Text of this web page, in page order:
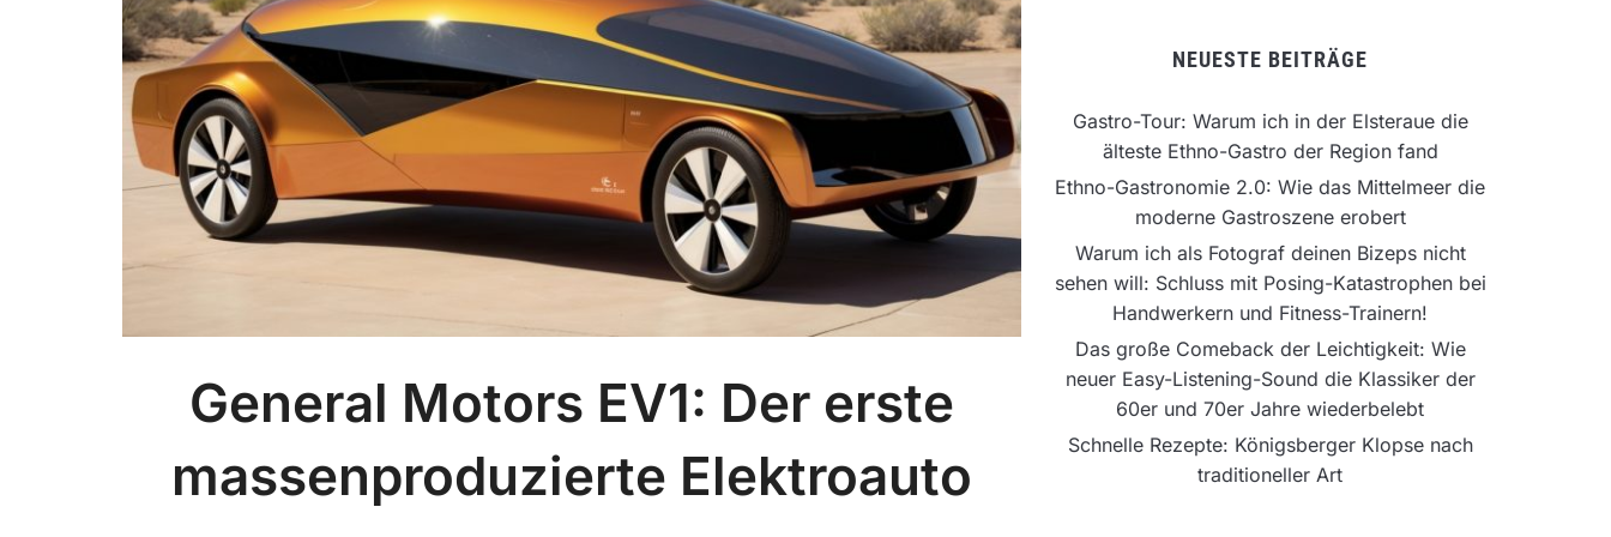
General Motors EV1: Der erste
massenproduzierte Elektroauto
NEUESTE BEITRÄGE
Gastro-Tour: Warum ich in der Elsteraue die
älteste Ethno-Gastro der Region fand
Ethno-Gastronomie 2.0: Wie das Mittelmeer die
moderne Gastroszene erobert
Warum ich als Fotograf deinen Bizeps nicht
sehen will: Schluss mit Posing-Katastrophen bei
Handwerkern und Fitness-Trainern!
Das große Comeback der Leichtigkeit: Wie
neuer Easy-Listening-Sound die Klassiker der
60er und 70er Jahre wiederbelebt
Schnelle Rezepte: Königsberger Klopse nach
traditioneller Art